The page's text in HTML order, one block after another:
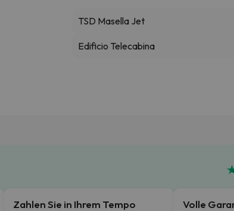
TSD Masella Jet
Edificio Telecabina
Zahlen Sie in Ihrem Tempo Volle